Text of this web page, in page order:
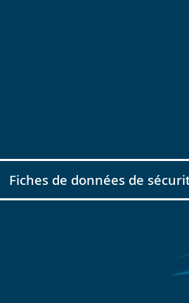
Fiches de données de